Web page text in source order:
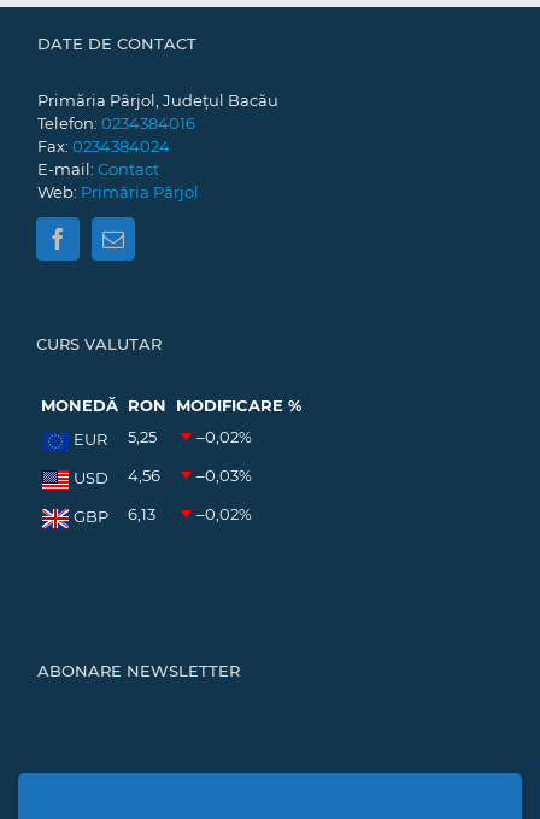
DATE DE CONTACT
Primăria Pârjol, Județul Bacău
Telefon: 0234384016
Fax: 0234384024
E-mail: Contact
Web: Primăria Pârjol
CURS VALUTAR
MONEDĂ RON
MODIFICARE %
EUR
5,25 –0,02%
USD 4,56 –0,03%
GBP 6,13 –0,02%
ABONARE NEWSLETTER